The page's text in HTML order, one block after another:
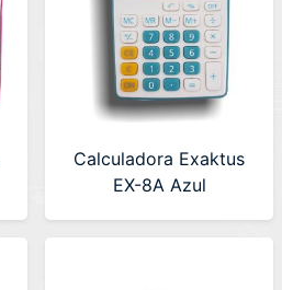
Calculadora Exaktus
EX-8A Azul